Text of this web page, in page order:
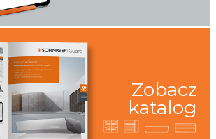
Zobacz
katalog